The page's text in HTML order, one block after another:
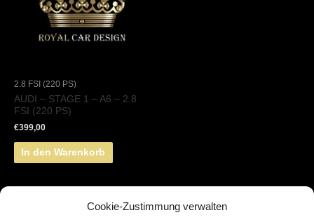
Cookie-Zustimmung verwalten
2.8 FSI (220 PS)
AUDI – STAGE 1 – A6 – 2.8
FSI (220 PS)
€399,00
In den Warenkorb